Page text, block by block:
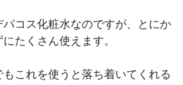
コス化粧水なのですが、とにか
たくさん使えます。
これを使うと落ち着いてくれる